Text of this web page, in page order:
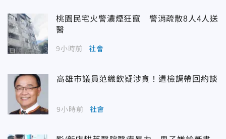
桃園民宅火警濃煙狂竄 警消疏散8人4人送
醫
9小時前 社會
高雄市議員范織欽疑涉貪！遭檢調帶回約談
9小時前 社會